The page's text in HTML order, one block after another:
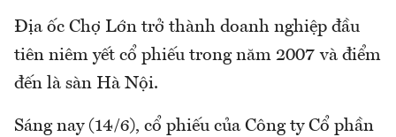
Địa ốc Chợ Lớn trở thành doanh nghiệp đầu
tiên niêm yết cổ phiếu trong năm 2007 và điểm
đến là sàn Hà Nội.
Sáng nay (14/6), cổ phiếu của Công ty Cổ phần